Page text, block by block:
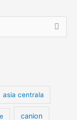
asia centrala
canion